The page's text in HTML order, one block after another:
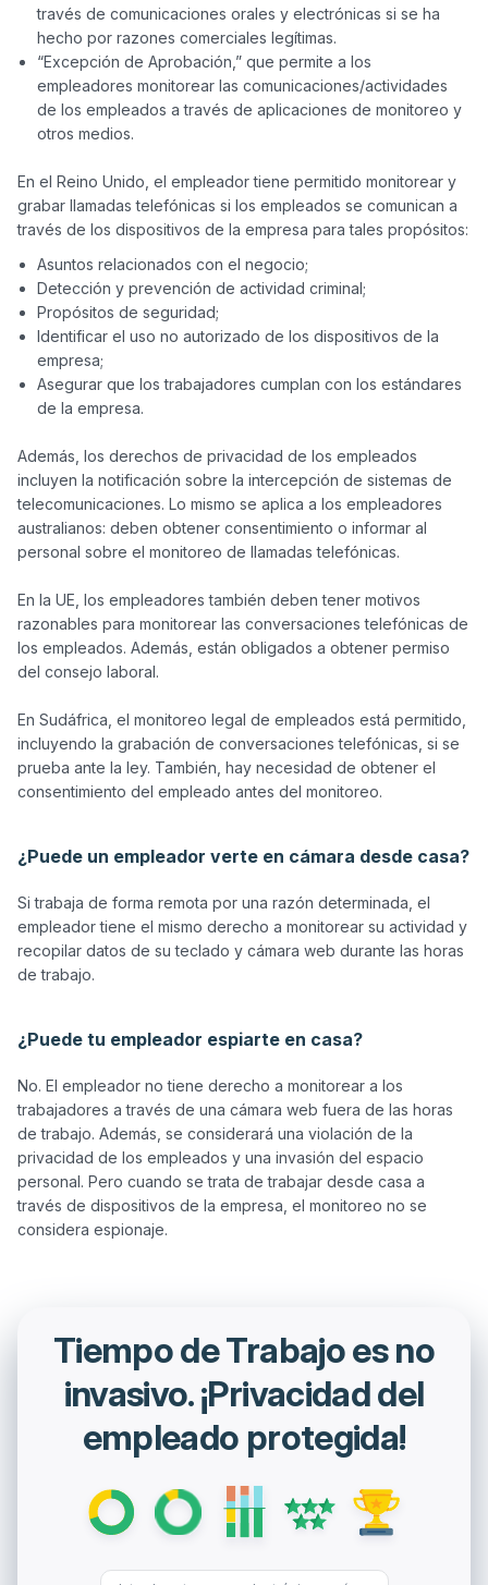
través de comunicaciones orales y electrónicas si se ha
hecho por razones comerciales legítimas.
“Excepción de Aprobación,” que permite a los
empleadores monitorear las comunicaciones/actividades
de los empleados a través de aplicaciones de monitoreo y
otros medios.
En el Reino Unido, el empleador tiene permitido monitorear y
grabar llamadas telefónicas si los empleados se comunican a
Asuntos relacionados con el negocio;
Detección y prevención de actividad criminal;
Propósitos de seguridad;
Identificar el uso no autorizado de los dispositivos de la
empresa;
Asegurar que los trabajadores cumplan con los estándares
de la empresa.
Además, los derechos de privacidad de los empleados
incluyen la notificación sobre la intercepción de sistemas de
telecomunicaciones. Lo mismo se aplica a los empleadores
australianos: deben obtener consentimiento o informar al
personal sobre el monitoreo de llamadas telefónicas.
En la UE, los empleadores también deben tener motivos
razonables para monitorear las conversaciones telefónicas de
los empleados. Además, están obligados a obtener permiso
del consejo laboral.
En Sudáfrica, el monitoreo legal de empleados está permitido,
incluyendo la grabación de conversaciones telefónicas, si se
prueba ante la ley. También, hay necesidad de obtener el
consentimiento del empleado antes del monitoreo.
¿Puede un empleador verte en cámara desde casa?
Si trabaja de forma remota por una razón determinada, el
empleador tiene el mismo derecho a monitorear su actividad y
recopilar datos de su teclado y cámara web durante las horas
de trabajo.
¿Puede tu empleador espiarte en casa?
No. El empleador no tiene derecho a monitorear a los
trabajadores a través de una cámara web fuera de las horas
de trabajo. Además, se considerará una violación de la
privacidad de los empleados y una invasión del espacio
personal. Pero cuando se trata de trabajar desde casa a
través de dispositivos de la empresa, el monitoreo no se
Tiempo de Trabajo es no
invasivo. ¡Privacidad del
empleado protegida!